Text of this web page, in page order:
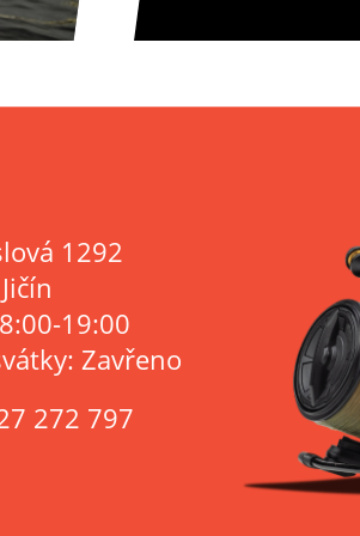
1292
19:00
Zavřeno
272 797